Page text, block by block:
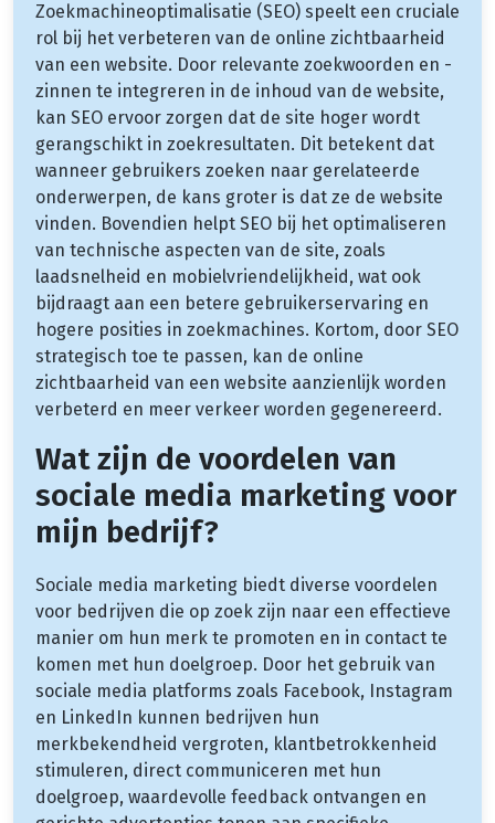
Zoekmachineoptimalisatie (SEO) speelt een cruciale
rol bij het verbeteren van de online zichtbaarheid
van een website. Door relevante zoekwoorden en -
zinnen te integreren in de inhoud van de website,
kan SEO ervoor zorgen dat de site hoger wordt
gerangschikt in zoekresultaten. Dit betekent dat
wanneer gebruikers zoeken naar gerelateerde
onderwerpen, de kans groter is dat ze de website
vinden. Bovendien helpt SEO bij het optimaliseren
van technische aspecten van de site, zoals
laadsnelheid en mobielvriendelijkheid, wat ook
bijdraagt aan een betere gebruikerservaring en
hogere posities in zoekmachines. Kortom, door SEO
strategisch toe te passen, kan de online
zichtbaarheid van een website aanzienlijk worden
verbeterd en meer verkeer worden gegenereerd.
Wat zijn de voordelen van
sociale media marketing voor
mijn bedrijf?
Sociale media marketing biedt diverse voordelen
voor bedrijven die op zoek zijn naar een effectieve
manier om hun merk te promoten en in contact te
komen met hun doelgroep. Door het gebruik van
sociale media platforms zoals Facebook, Instagram
en LinkedIn kunnen bedrijven hun
merkbekendheid vergroten, klantbetrokkenheid
stimuleren, direct communiceren met hun
doelgroep, waardevolle feedback ontvangen en